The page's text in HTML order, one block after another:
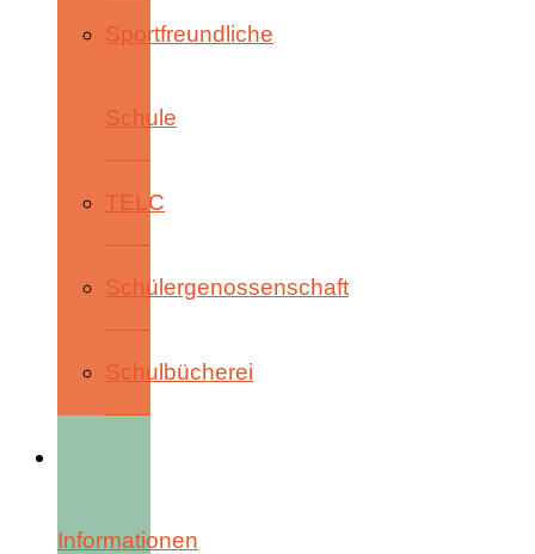
Sportfreundliche
Schule
TELC
Schülergenossenschaft
Schulbücherei
Informationen